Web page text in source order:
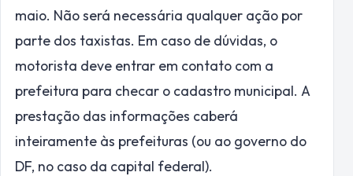
maio. Não será necessária qualquer ação por
parte dos taxistas. Em caso de dúvidas, o
motorista deve entrar em contato com a
prefeitura para checar o cadastro municipal. A
prestação das informações caberá
inteiramente às prefeituras (ou ao governo do
DF, no caso da capital federal).